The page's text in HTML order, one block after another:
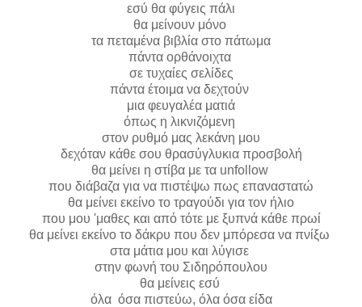
εσύ θα φύγεις πάλι
θα μείνουν μόνο
τα πεταμένα βιβλία στο πάτωμα
πάντα ορθάνοιχτα
σε τυχαίες σελίδες
πάντα έτοιμα να δεχτούν
μια φευγαλέα ματιά
όπως η λικνιζόμενη
στον ρυθμό μας λεκάνη μου
δεχόταν κάθε σου θρασύγλυκια προσβολή
θα μείνει η στίβα με τα unfollow
που διάβαζα για να πιστέψω πως επαναστατώ
θα μείνει εκείνο το τραγούδι για τον ήλιο
που μου 'μαθες και από τότε με ξυπνά κάθε πρωί
θα μείνει εκείνο το δάκρυ που δεν μπόρεσα να πνίξω
στα μάτια μου και λύγισε
στην φωνή του Σιδηρόπουλου
θα μείνεις εσύ
όλα όσα πιστεύω, όλα όσα είδα